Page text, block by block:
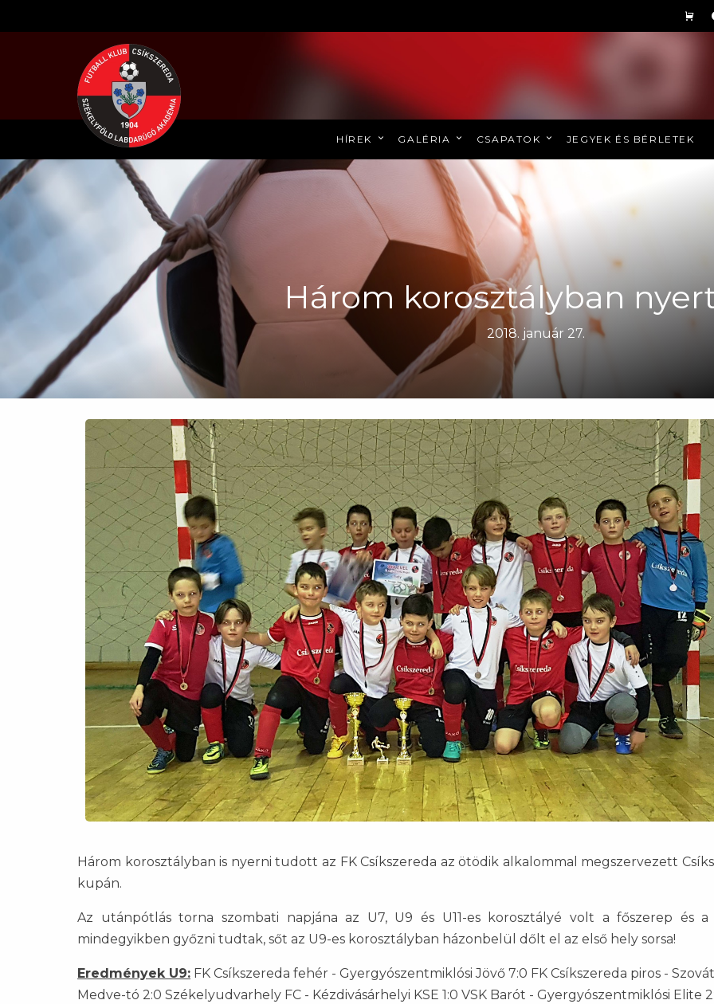
HÍREK GALÉRIA CSAPATOK JEGYEK ÉS BÉRLETEK
Három korosztályban
2018. január 27.
Három korosztályban is nyerni tudott az FK Csíkszereda az ötödik alkalommal megszervezett
kupán.
Az utánpótlás torna szombati napjána az U7, U9 és U11-es korosztályé volt a főszerep és a
mindegyikben győzni tudtak, sőt az U9-es korosztályban házonbelül dőlt el az első hely sorsa!
Eredmények U9: FK Csíkszereda fehér - Gyergyószentmiklósi Jövő 7:0 FK Csíkszereda piros -
Medve-tó 2:0 Székelyudvarhely FC - Kézdivásárhelyi KSE 1:0 VSK Barót - Gyergyószentmiklósi Elite